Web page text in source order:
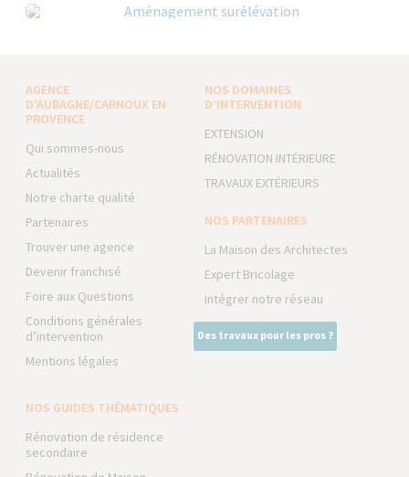
AGENCE
D'AUBAGNE/CARNOUX EN
PROVENCE
Qui sommes-nous
Actualités
Notre charte qualité
Partenaires
Trouver une agence
Devenir franchisé
Foire aux Questions
Conditions générales
d’intervention
Mentions légales
NOS DOMAINES
D’INTERVENTION
EXTENSION
RÉNOVATION INTÉRIEURE
TRAVAUX EXTÉRIEURS
NOS PARTENAIRES
La Maison des Architectes
Expert Bricolage
Intégrer notre réseau
Des travaux pour les pros ?
NOS GUIDES THÉMATIQUES
Rénovation de résidence
secondaire